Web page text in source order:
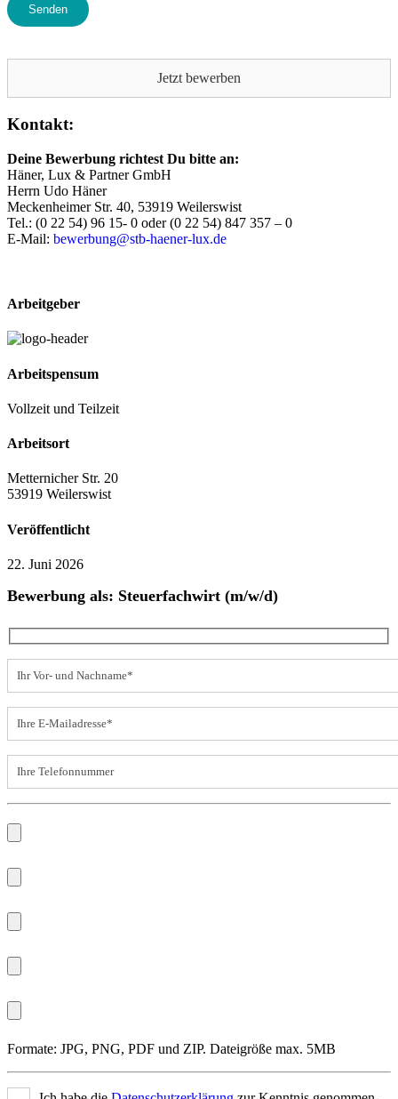
Jetzt bewerben
Kontakt:
Deine Bewerbung richtest Du bitte an:
Häner, Lux & Partner GmbH
Herrn Udo Häner
Meckenheimer Str. 40, 53919 Weilerswist
Tel.: (0 22 54) 96 15- 0 oder (0 22 54) 847 357 – 0
E-Mail: bewerbung@stb-haener-lux.de
Arbeitgeber
Arbeitspensum
Vollzeit und Teilzeit
Arbeitsort
Metternicher Str. 20
53919 Weilerswist
Veröffentlicht
22. Juni 2026
Bewerbung als: Steuerfachwirt (m/w/d)
Formate: JPG, PNG, PDF und ZIP. Dateigröße max. 5MB